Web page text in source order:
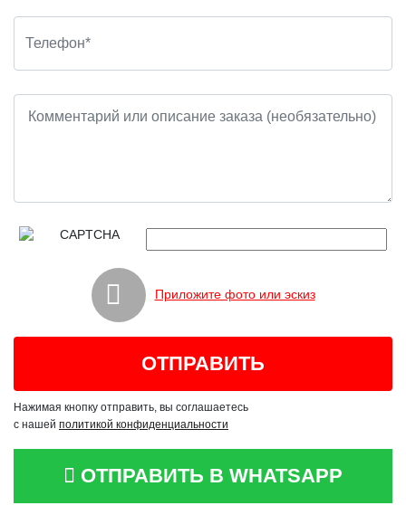
Приложите фото или эскиз
Нажимая кнопку отправить, вы соглашаетесь
с нашей политикой конфиденциальности
ОТПРАВИТЬ В WHATSAPP